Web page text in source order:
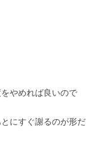
やめれば良いので
にすぐ謝るのが形だ